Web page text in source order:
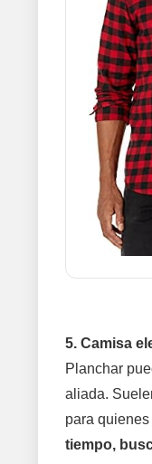
5. Camisa
Planchar
aliada.
para
tiempo,